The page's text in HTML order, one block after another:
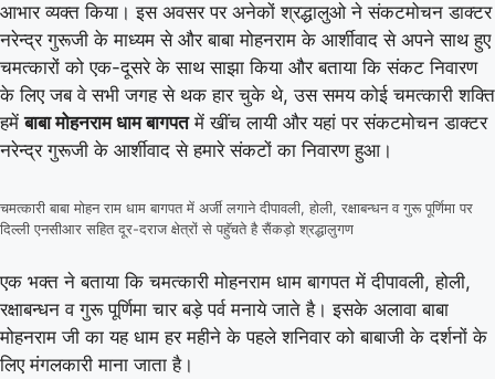
आभार व्यक्त किया। इस अवसर पर अनेकों श्रद्धालुओ ने संकटमोचन डाक्टर
नरेन्द्र गुरूजी के माध्यम से और बाबा मोहनराम के आर्शीवाद से अपने साथ हुए
चमत्कारों को एक-दूसरे के साथ साझा किया और बताया कि संकट निवारण
के लिए जब वे सभी जगह से थक हार चुके थे, उस समय कोई चमत्कारी शक्ति
हमेंबाबा मोहनराम धाम बागपतमें खींच लायी और यहां पर संकटमोचन डाक्टर
नरेन्द्र गुरूजी के आर्शीवाद से हमारे संकटों का निवारण हुआ।
चमत्कारी बाबा मोहन राम धाम बागपत में अर्जी लगाने दीपावली, होली, रक्षाबन्धन व गुरू पूर्णिमा पर
दिल्ली एनसीआर सहित दूर-दराज क्षेत्रों से पहुॅचते है सैंकड़ो श्रद्धालुगण
एक भक्त ने बताया कि चमत्कारी मोहनराम धाम बागपत में दीपावली, होली,
रक्षाबन्धन व गुरू पूर्णिमा चार बड़े पर्व मनाये जाते है। इसके अलावा बाबा
मोहनराम जी का यह धाम हर महीने के पहले शनिवार को बाबाजी के दर्शनों के
लिए मंगलकारी माना जाता है।